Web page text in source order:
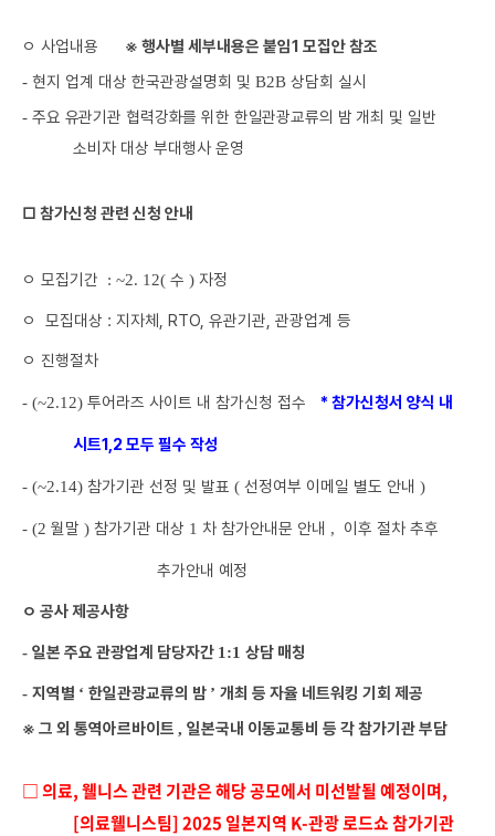
ㅇ 사업내용 ※ 행사별 세부내용은 붙임1 모집안 참조
- 현지 업계 대상 한국관광설명회 및 B2B 상담회 실시
- 주요 유관기관 협력강화를 위한 한일관광교류의 밤 개최 및 일반
소비자 대상 부대행사 운영
□ 참가신청 관련 신청 안내
ㅇ 모집기간 : ~2. 12( 수 ) 자정
ㅇ 모집대상 : 지자체, RTO, 유관기관, 관광업계 등
ㅇ 진행절차
- (~2.12) 투어라즈 사이트 내 참가신청 접수 * 참가신청서 양식 내
시트1,2 모두 필수 작성
- (~2.14) 참가기관 선정 및 발표 ( 선정여부 이메일 별도 안내 )
- (2 월말 ) 참가기관 대상 1 차 참가안내문 안내 , 이후 절차 추후
추가안내 예정
ㅇ 공사 제공사항
- 일본 주요 관광업계 담당자간 1:1 상담 매칭
- 지역별 ‘ 한일관광교류의 밤 ’ 개최 등 자율 네트워킹 기회 제공
※ 그 외 통역아르바이트 , 일본국내 이동교통비 등 각 참가기관부담
□ 의료, 웰니스 관련 기관은 해당 공모에서 미선발될 예정이며,
[의료웰니스팀] 2025 일본지역 K-관광 로드쇼 참가기관